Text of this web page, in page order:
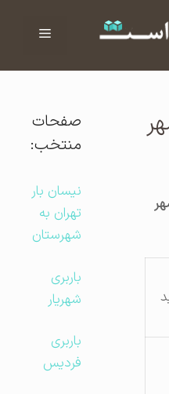
فهرست
صفحات
منتخب:
نیسان بار
تهران به
شهرستان
باربری
شهریار
باربری
فردیس